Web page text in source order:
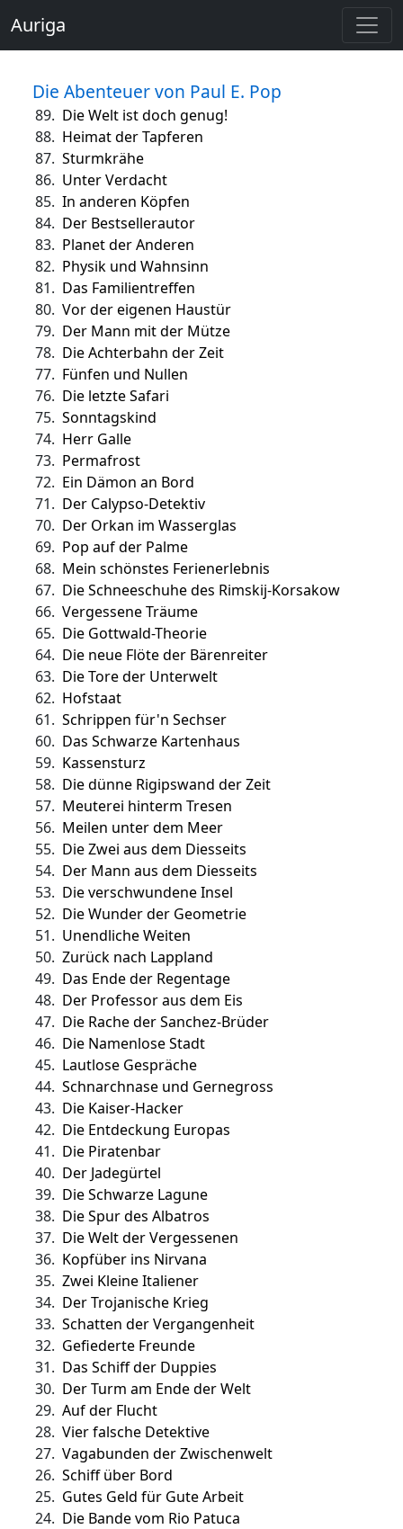
Auriga
Die Abenteuer von Paul E. Pop
89. Die Welt ist doch genug!
88. Heimat der Tapferen
87. Sturmkrähe
86. Unter Verdacht
85. In anderen Köpfen
84. Der Bestsellerautor
83. Planet der Anderen
82. Physik und Wahnsinn
81. Das Familientreffen
80. Vor der eigenen Haustür
79. Der Mann mit der Mütze
78. Die Achterbahn der Zeit
77. Fünfen und Nullen
76. Die letzte Safari
75. Sonntagskind
74. Herr Galle
73. Permafrost
72. Ein Dämon an Bord
71. Der Calypso-Detektiv
70. Der Orkan im Wasserglas
69. Pop auf der Palme
68. Mein schönstes Ferienerlebnis
67. Die Schneeschuhe des Rimskij-Korsakow
66. Vergessene Träume
65. Die Gottwald-Theorie
64. Die neue Flöte der Bärenreiter
63. Die Tore der Unterwelt
62. Hofstaat
61. Schrippen für'n Sechser
60. Das Schwarze Kartenhaus
59. Kassensturz
58. Die dünne Rigipswand der Zeit
57. Meuterei hinterm Tresen
56. Meilen unter dem Meer
55. Die Zwei aus dem Diesseits
54. Der Mann aus dem Diesseits
53. Die verschwundene Insel
52. Die Wunder der Geometrie
51. Unendliche Weiten
50. Zurück nach Lappland
49. Das Ende der Regentage
48. Der Professor aus dem Eis
47. Die Rache der Sanchez-Brüder
46. Die Namenlose Stadt
45. Lautlose Gespräche
44. Schnarchnase und Gernegross
43. Die Kaiser-Hacker
42. Die Entdeckung Europas
41. Die Piratenbar
40. Der Jadegürtel
39. Die Schwarze Lagune
38. Die Spur des Albatros
37. Die Welt der Vergessenen
36. Kopfüber ins Nirvana
35. Zwei Kleine Italiener
34. Der Trojanische Krieg
33. Schatten der Vergangenheit
32. Gefiederte Freunde
31. Das Schiff der Duppies
30. Der Turm am Ende der Welt
29. Auf der Flucht
28. Vier falsche Detektive
27. Vagabunden der Zwischenwelt
26. Schiff über Bord
25. Gutes Geld für Gute Arbeit
24. Die Bande vom Rio Patuca